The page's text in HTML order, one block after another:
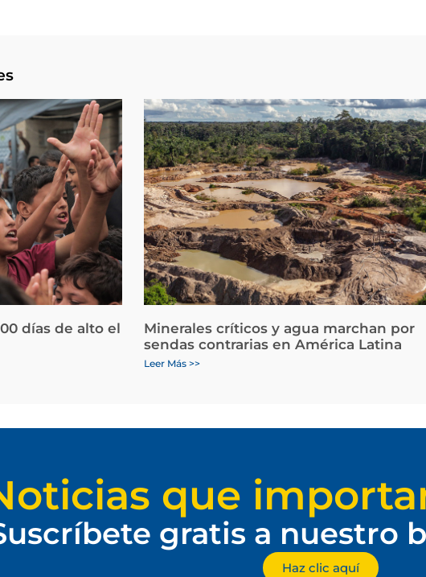
días de alto el
Minerales críticos y agua marchan por
sendas contrarias en América Latina
Leer Más >>
que
gratis a nuestro
Haz clic aquí